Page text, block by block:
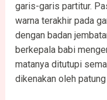
garis-garis partitur.
warna terakhir pada
dengan badan
berkepala babi
matanya ditutupi
dikenakan oleh patung